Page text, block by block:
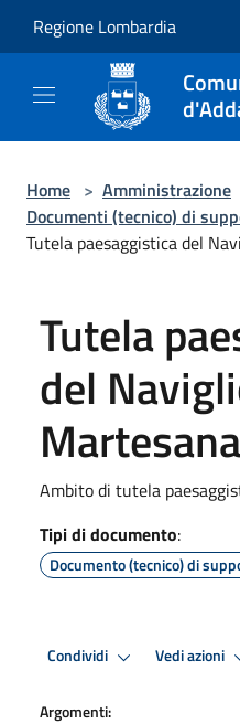
Regione Lombardia
Home > Amministrazione
Documenti (tecnico) di
Tutela paesaggistica del
Tutela
del
Martesana
Ambito di tutela
Tipi di documento:
Documento (tecnico) di
Condividi Vedi azioni
Argomenti: